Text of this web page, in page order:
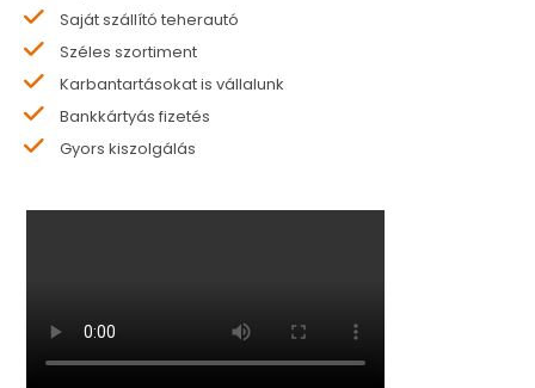
Saját szállító teherautó
Széles szortiment
Karbantartásokat is vállalunk
Bankkártyás fizetés
Gyors kiszolgálás